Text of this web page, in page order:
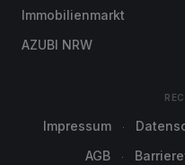
Immobilienmarkt
AZUBI NRW
Impressum
AGB